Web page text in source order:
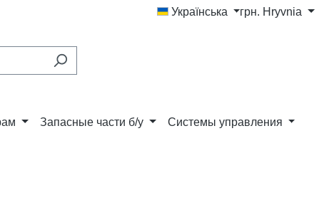
Українська грн. Hryvnia
Запасные части б/у Системы управления